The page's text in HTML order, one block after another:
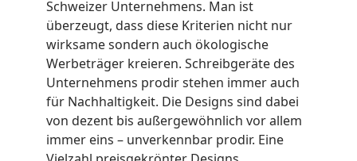
Schweizer Unternehmens. Man ist
überzeugt, dass diese Kriterien nicht nur
wirksame sondern auch ökologische
Werbeträger kreieren. Schreibgeräte des
Unternehmens prodir stehen immer auch
für Nachhaltigkeit. Die Designs sind dabei
von dezent bis außergewöhnlich vor allem
immer eins – unverkennbar prodir. Eine